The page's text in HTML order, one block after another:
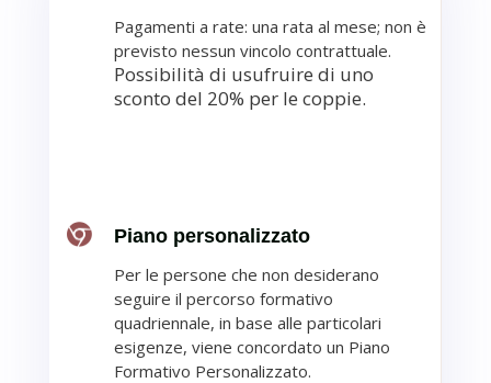
Pagamenti a rate: una rata al mese; non è
previsto nessun vincolo contrattuale.
Possibilità di usufruire di uno
sconto del 20% per le coppie.
Piano personalizzato
Per le persone che non desiderano
seguire il percorso formativo
quadriennale, in base alle particolari
esigenze, viene concordato un Piano
Formativo Personalizzato.